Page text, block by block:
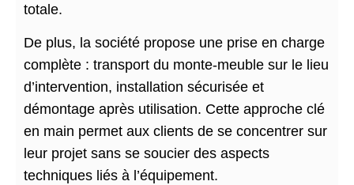
totale.
De plus, la société propose une prise en charge
complète : transport du monte-meuble sur le lieu
d’intervention, installation sécurisée et
démontage après utilisation. Cette approche clé
en main permet aux clients de se concentrer sur
leur projet sans se soucier des aspects
techniques liés à l’équipement.